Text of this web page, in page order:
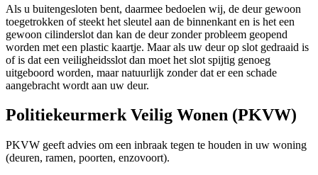
Als u buitengesloten bent, daarmee bedoelen wij, de deur gewoon
toegetrokken of steekt het sleutel aan de binnenkant en is het een
gewoon cilinderslot dan kan de deur zonder probleem geopend
worden met een plastic kaartje. Maar als uw deur op slot gedraaid is
of is dat een veiligheidsslot dan moet het slot spijtig genoeg
uitgeboord worden, maar natuurlijk zonder dat er een schade
aangebracht wordt aan uw deur.
Politiekeurmerk Veilig Wonen (PKVW)
PKVW geeft advies om een inbraak tegen te houden in uw woning
(deuren, ramen, poorten, enzovoort).